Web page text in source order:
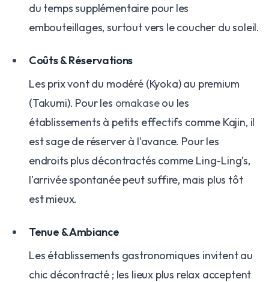
du temps supplémentaire pour les
embouteillages, surtout vers le coucher du soleil.
Coûts & Réservations
Les prix vont du modéré (Kyoka) au premium
(Takumi). Pour les omakaseou les
établissements à petits effectifs comme Kajin, il
est sage de réserver à l'avance. Pour les
endroits plus décontractés comme Ling-Ling’s,
l'arrivée spontanée peut suffire, mais plus tôt
est mieux.
Tenue & Ambiance
Les établissements gastronomiques invitent au
chic décontracté ; les lieux plus relax acceptent